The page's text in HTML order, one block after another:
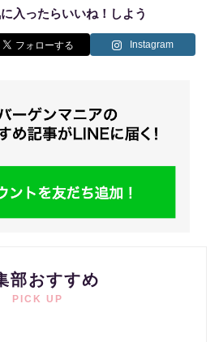
入ったらいいね！しよう
Instagram
部おすすめ
PICK UP